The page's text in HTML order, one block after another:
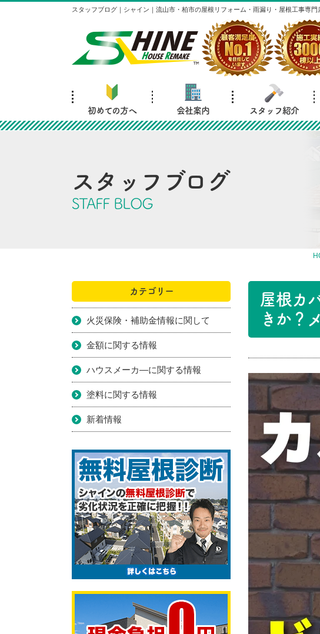
スタッフブログ｜シャイン｜流山市・柏市の屋根リフォーム・雨漏り・屋根工事専門
初めての方へ 会社案内 スタッフ紹介
スタッフブログ
STAFF BLOG
屋根カ
きか？
カテゴリー
火災保険・補助金情報に関して
金額に関する情報
ハウスメーカ―に関する情報
塗料に関する情報
新着情報